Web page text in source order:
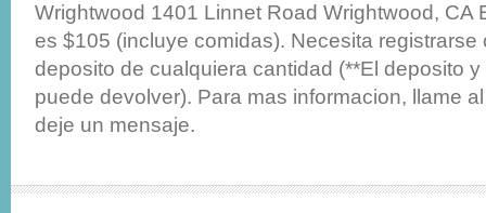
Wrightwood 1401 Linnet Road Wrightwood, CA
es $105 (incluye comidas). Necesita
deposito de cualquiera cantidad (**El deposito
puede devolver). Para mas informacion, llame
deje un mensaje.